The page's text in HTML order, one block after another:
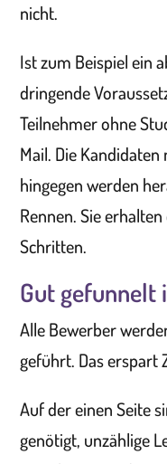
nicht.
Ist zum Beispiel ein
dringende
Teilnehmer ohne
Mail. Die
hingegen werden
Rennen. Sie
Schritten.
Gut gefunnelt
Alle Bewerber
geführt. Das erspart
Auf der einen Seite
genötigt, unzählige